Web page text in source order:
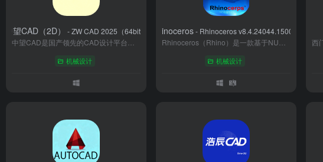
中望CAD（2D）
- ZW CAD 2025（64bit）
机械设计
犀牛 Rhinoceros- Rhinoceros v8.4.24044.15001 Win64
机械设计